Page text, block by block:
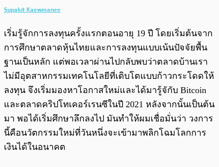
Supakit Kaewmanee
เริ่มรู้จักการลงทุนครั้งแรกตอนอายุ 19 ปี โดยเริ่มต้นจาก
การศึกษาตลาดหุ้นไทยและการลงทุนแบบเน้นปัจจัยพื้น
ฐานเป็นหลัก แต่พอเวลาผ่านไปกลับพบว่าตลาดบ้านเรา
ไม่มีอุตสาหกรรมเทคโนโลยีที่เติบโตแบบก้าวกระโดดให้
ลงทุน จึงเริ่มมองหาโอกาสใหม่และได้มารู้จักับ Bitcoin
และตลาดคริปโทเคอร์เรนซีในปี 2021 หลังจากนั้นเป็นต้น
มา พอได้เริ่มศึกษาลึกลงไป มันทำให้ผมเชื่อมั่นว่า วงการ
นี้คือนวัตกรรมใหม่ที่วันหนึ่งจะเข้ามาพลิกโฉมโลกการ
เงินได้ในอนาคต